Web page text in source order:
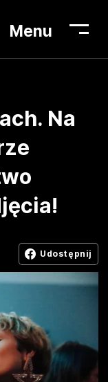
Menu
Na
Udostępnij